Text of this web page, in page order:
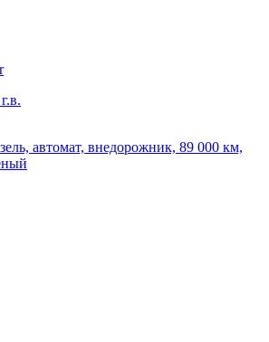
автомат, внедорожник, 89 000 км,